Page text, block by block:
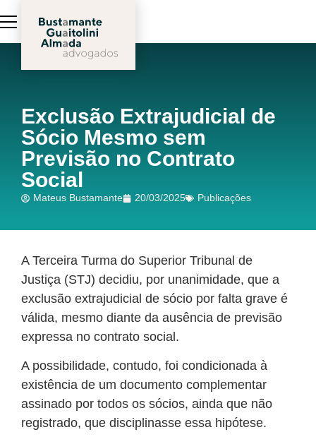
Exclusão Extrajudicial de
Sócio Mesmo sem
Previsão no Contrato
Social
Mateus Bustamante 20/03/2025 Publicações
A Terceira Turma do Superior Tribunal de
Justiça (STJ) decidiu, por unanimidade, que a
exclusão extrajudicial de sócio por falta grave é
válida, mesmo diante da ausência de previsão
expressa no contrato social.
A possibilidade, contudo, foi condicionada à
existência de um documento complementar
assinado por todos os sócios, ainda que não
registrado, que disciplinasse essa hipótese.